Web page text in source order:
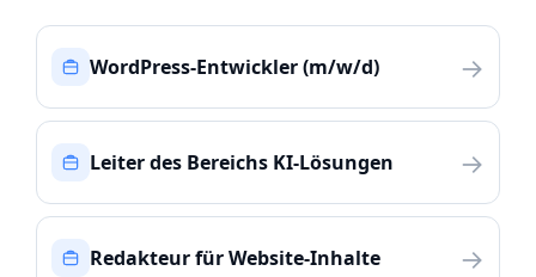
WordPress-Entwickler (m/w/d) →
Leiter des Bereichs KI-Lösungen →
Redakteur für Website-Inhalte →